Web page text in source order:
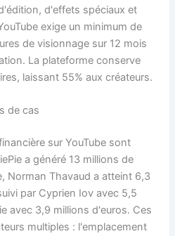
d'effets spéciaux et
exige un minimum de
de visionnage sur 12 mois
La plateforme conserve
laissant 55% aux créateurs.
de cas
sur YouTube sont
a généré 13 millions de
Norman Thavaud a atteint 6,3
par Cyprien Iov avec 5,5
avec 3,9 millions d'euros. Ces
multiples : l'emplacement